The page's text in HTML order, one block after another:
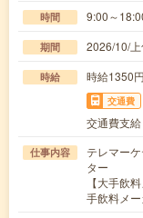
時間 9:00～
期間 2026/10/
時給 時給1350円
交通費
交通費支給
仕事内容
テレマー
ター
【大手飲
手飲料メ